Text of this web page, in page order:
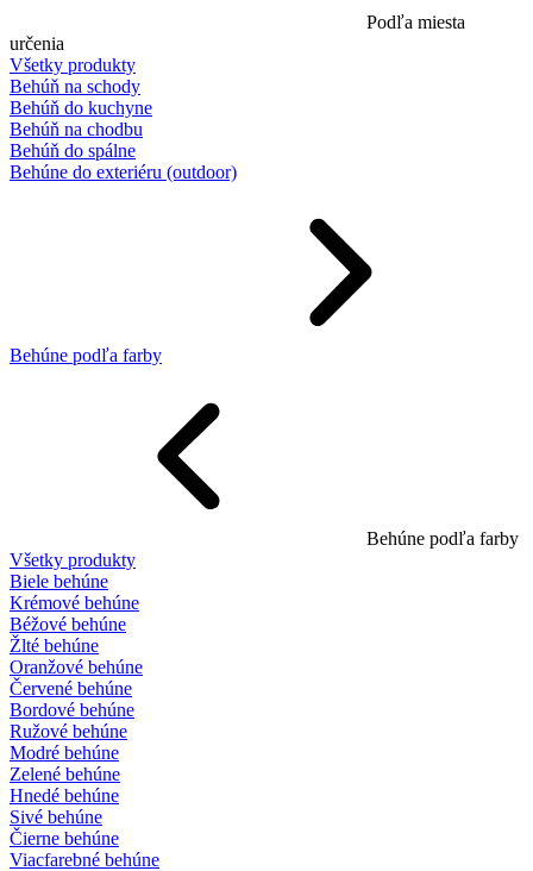
Podľa miesta
určenia
Všetky produkty
Behúň na schody
Behúň do kuchyne
Behúň na chodbu
Behúň do spálne
Behúne do exteriéru (outdoor)
Behúne podľa farby
Behúne podľa farby
Všetky produkty
Biele behúne
Krémové behúne
Béžové behúne
Žlté behúne
Oranžové behúne
Červené behúne
Bordové behúne
Ružové behúne
Modré behúne
Zelené behúne
Hnedé behúne
Sivé behúne
Čierne behúne
Viacfarebné behúne